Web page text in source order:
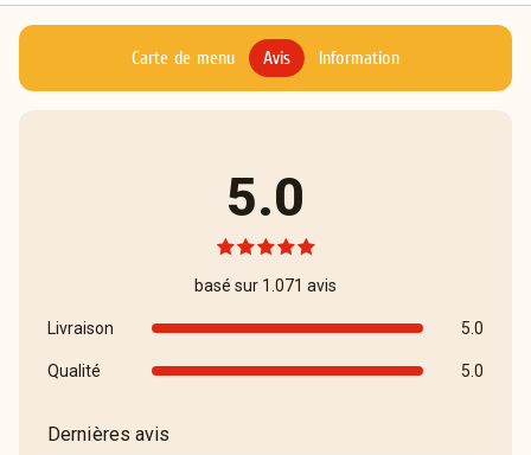
Carte de menu Avis Information
5.0
basé sur 1.071 avis
Livraison 5.0
Qualité 5.0
Dernières avis